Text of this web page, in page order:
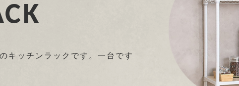
キッチンラックです。一台です